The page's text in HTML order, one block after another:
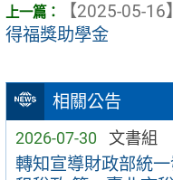
相關公告
2026-07-30 文書組
轉知宣導財政部統
【2025-05-16】
得福獎助學金